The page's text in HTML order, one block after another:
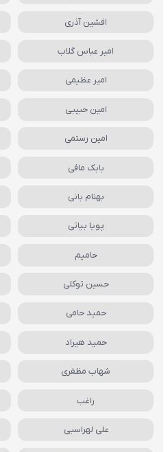
افشین آذری
امیر عباس گلاب
امیر عظیمی
امین حبیبی
امین رستمی
بابک مافی
بهنام بانی
پویا بیاتی
حامیم
حسین توکلی
حمید حامی
حمید هیراد
شهاب مظفری
راغب
علی لهراسبی